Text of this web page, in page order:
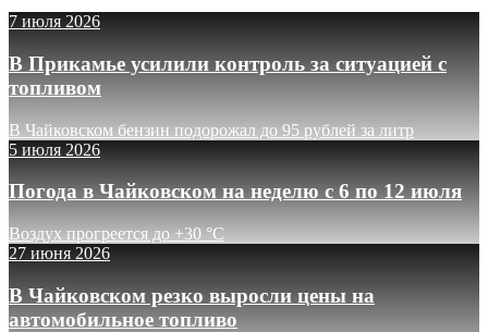
7 июля 2026
В Прикамье усилили контроль за ситуацией с
топливом
В Чайковском бензин подорожал до 95 рублей за литр
5 июля 2026
Погода в Чайковском на неделю с 6 по 12 июля
Воздух прогреется до +30 °C
27 июня 2026
В Чайковском резко выросли цены на
автомобильное топливо